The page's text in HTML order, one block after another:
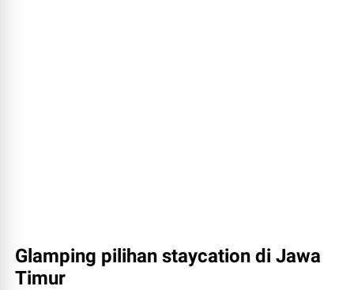
Glamping pilihan staycation di Jawa
Timur